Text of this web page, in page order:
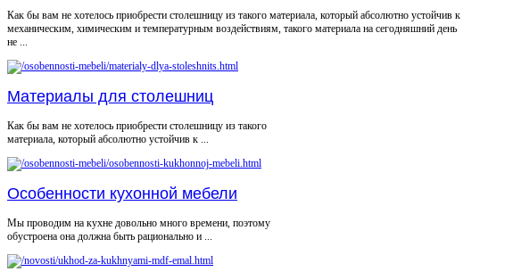
Как бы вам не хотелось приобрести столешницу из такого материала, который абсолютно устойчив к
механическим, химическим и температурным воздействиям, такого материала на сегодняшний день
не ...
Материалы для столешниц
Как бы вам не хотелось приобрести столешницу из такого
материала, который абсолютно устойчив к ...
Особенности кухонной мебели
Мы проводим на кухне довольно много времени, поэтому
обустроена она должна быть рационально и ...